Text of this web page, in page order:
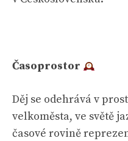
Časoprostor
Děj se odehrává v
velkoměsta, ve světě
časové rovině